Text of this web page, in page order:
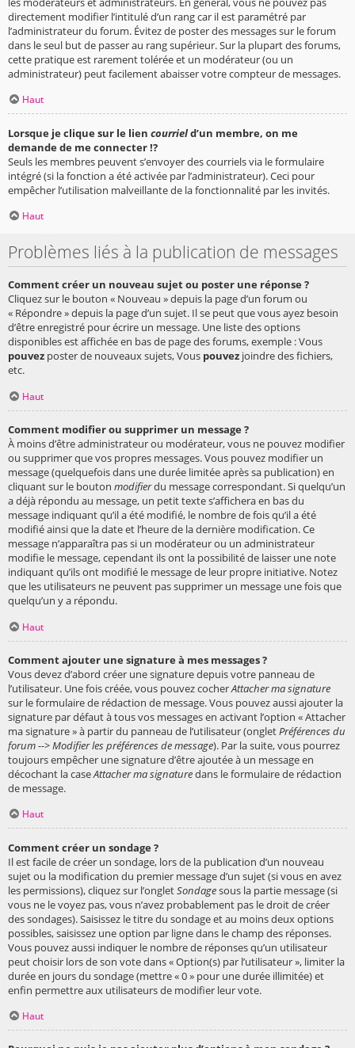
directement modifier l’intitulé d’un rang car il est paramétré par
l’administrateur du forum. Évitez de poster des messages sur le forum
dans le seul but de passer au rang supérieur. Sur la plupart des forums,
cette pratique est rarement tolérée et un modérateur (ou un
administrateur) peut facilement abaisser votre compteur de messages.
Haut
Lorsque je clique sur le lien courrield’un membre, on me
demande de me connecter !?
Seuls les membres peuvent s’envoyer des courriels via le formulaire
intégré (si la fonction a été activée par l’administrateur). Ceci pour
empêcher l’utilisation malveillante de la fonctionnalité par les invités.
Haut
Problèmes liés à la publication de messages
Comment créer un nouveau sujet ou poster une réponse ?
Cliquez sur le bouton « Nouveau » depuis la page d’un forum ou
« Répondre » depuis la page d’un sujet. Il se peut que vous ayez besoin
d’être enregistré pour écrire un message. Une liste des options
disponibles est affichée en bas de page des forums, exemple : Vous
pouvez poster de nouveaux sujets, Vous pouvez joindre des fichiers,
etc.
Haut
Comment modifier ou supprimer un message ?
À moins d’être administrateur ou modérateur, vous ne pouvez modifier
ou supprimer que vos propres messages. Vous pouvez modifier un
message (quelquefois dans une durée limitée après sa publication) en
cliquant sur le bouton modifierdu message correspondant. Si quelqu’un
a déjà répondu au message, un petit texte s’affichera en bas du
message indiquant qu’il a été modifié, le nombre de fois qu’il a été
modifié ainsi que la date et l’heure de la dernière modification. Ce
message n’apparaîtra pas si un modérateur ou un administrateur
modifie le message, cependant ils ont la possibilité de laisser une note
indiquant qu’ils ont modifié le message de leur propre initiative. Notez
que les utilisateurs ne peuvent pas supprimer un message une fois que
quelqu’un y a répondu.
Haut
Comment ajouter une signature à mes messages ?
Vous devez d’abord créer une signature depuis votre panneau de
l’utilisateur. Une fois créée, vous pouvez cocherAttacher ma signature
sur le formulaire de rédaction de message. Vous pouvez aussi ajouter la
signature par défaut à tous vos messages en activant l’option « Attacher
ma signature » à partir du panneau de l’utilisateur (ongletPréférences du
forum --> Modifier les préférences de message). Par la suite, vous pourrez
toujours empêcher une signature d’être ajoutée à un message en
décochant la caseAttacher ma signaturedans le formulaire de rédaction
de message.
Haut
Comment créer un sondage ?
Il est facile de créer un sondage, lors de la publication d’un nouveau
sujet ou la modification du premier message d’un sujet (si vous en avez
les permissions), cliquez sur l’ongletSondagesous la partie message (si
vous ne le voyez pas, vous n’avez probablement pas le droit de créer
des sondages). Saisissez le titre du sondage et au moins deux options
possibles, saisissez une option par ligne dans le champ des réponses.
Vous pouvez aussi indiquer le nombre de réponses qu’un utilisateur
peut choisir lors de son vote dans « Option(s) par l’utilisateur », limiter la
durée en jours du sondage (mettre « 0 » pour une durée illimitée) et
enfin permettre aux utilisateurs de modifier leur vote.
Haut